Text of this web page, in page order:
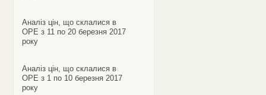
Аналіз цін, що склалися в
ОРЕ з 11 по 20 березня 2017
року
Аналіз цін, що склалися в
ОРЕ з 1 по 10 березня 2017
року